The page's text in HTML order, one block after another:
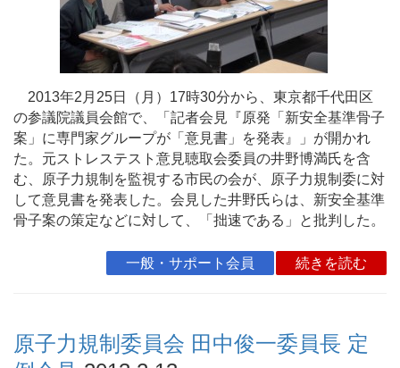
2013年2月25日（月）17時30分から、東京都千代田区
の参議院議員会館で、「記者会見『原発「新安全基準骨子
案」に専門家グループが「意見書」を発表』」が開かれ
た。元ストレステスト意見聴取会委員の井野博満氏を含
む、原子力規制を監視する市民の会が、原子力規制委に対
して意見書を発表した。会見した井野氏らは、新安全基準
骨子案の策定などに対して、「拙速である」と批判した。
一般・サポート会員 続きを読む
原子力規制委員会 田中俊一委員長 定